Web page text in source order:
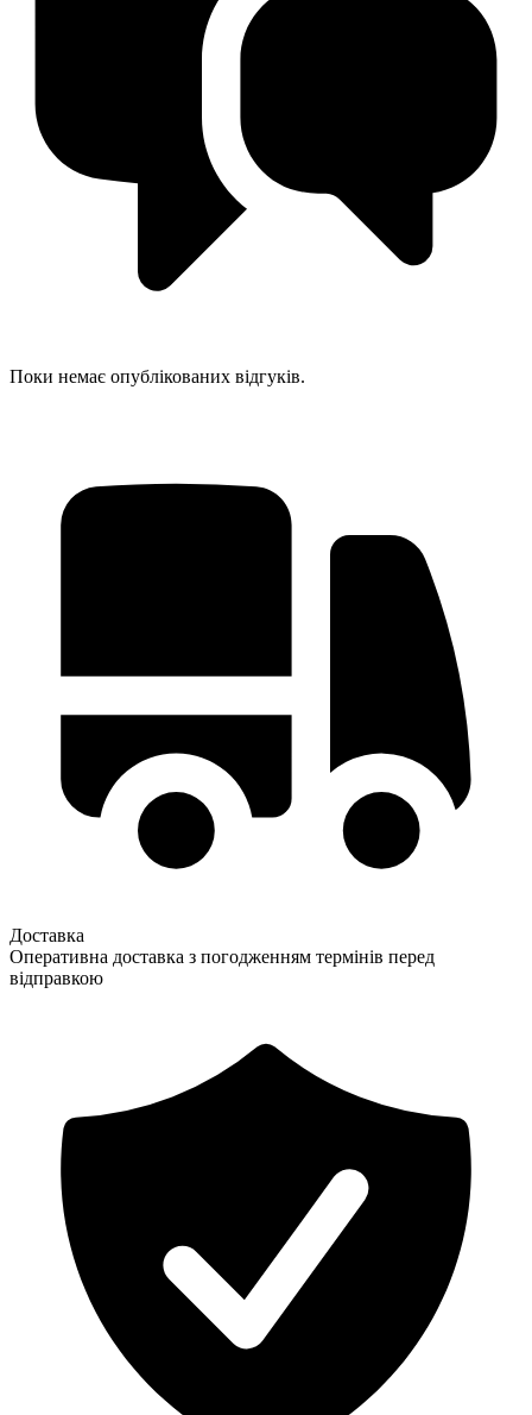
Поки немає опублікованих відгуків.
Доставка
Оперативна доставка з погодженням термінів перед
відправкою